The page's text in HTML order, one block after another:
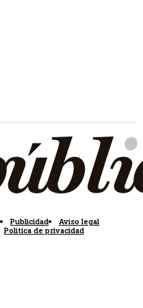
Publicidad
Aviso legal
Política de privacidad